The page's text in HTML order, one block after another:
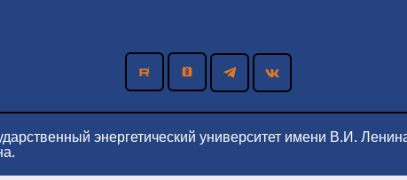
энергетический университет имени В.И.